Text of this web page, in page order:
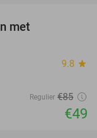
met
9.8 star
Regulier €85
€49